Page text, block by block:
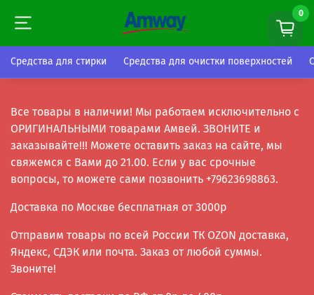
0
Средства для стирки Средства для очистки поверхностей
Все товары в наличии! Мы работаем исключительно с
ОРИГИНАЛЬНЫМИ товарами Амвей. ЗВОНИТЕ и
заказывайте!!! Можете оставить заказ на сайте, мы
свяжемся с Вами до 21.00. Если у вас срочные
вопросы, то можете сами позвонить +79623698863.
Доставка по Москве бесплатная от 3000р
Отправим товары по всей России ТК OZON доставка,
Яндекс, СДЭК или почта. Заказ от любой суммы.
Звоните!
0